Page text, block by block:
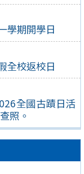
學期開學日
全校返校日
全國古蹟日活
照。